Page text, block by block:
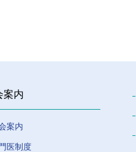
案内
案内
医制度